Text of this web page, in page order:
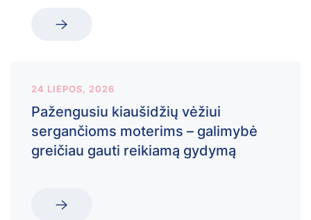
24 LIEPOS, 2026
Pažengusiu kiaušidžių vėžiui
sergančioms moterims – galimybė
greičiau gauti reikiamą gydymą